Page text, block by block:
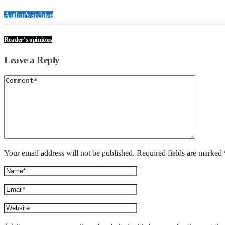
Author's archive
Reader's opinions
Leave a Reply
Your email address will not be published. Required fields are marked